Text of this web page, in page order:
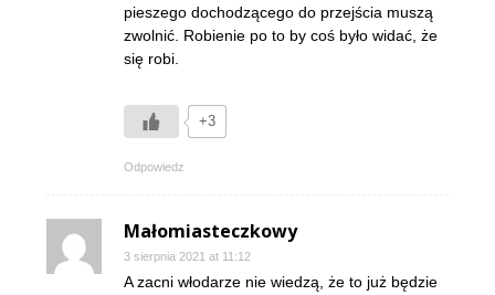
pieszego dochodzącego do przejścia muszą
zwolnić. Robienie po to by coś było widać, że
się robi.
+3
Odpowiedz
Małomiasteczkowy
3 sierpnia 2021 at 11:12
A zacni włodarze nie wiedzą, że to już będzie